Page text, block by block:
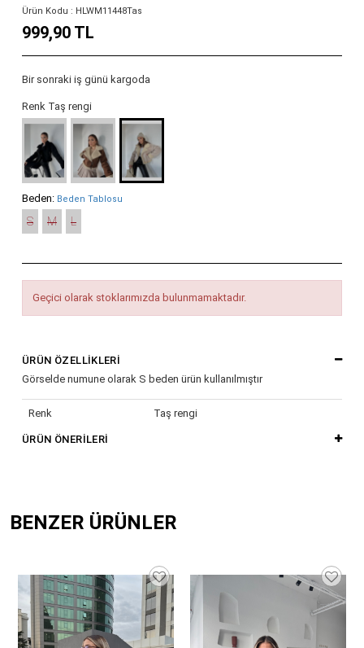
Ürün Kodu : HLWM11448Tas
999,90 TL
Bir sonraki iş günü kargoda
Renk Taş rengi
Beden: Beden Tablosu
S M L
Geçici olarak stoklarımızda bulunmamaktadır.
ÜRÜN ÖZELLIKLERI
Görselde numune olarak S beden ürün kullanılmıştır
Renk Taş rengi
ÜRÜN ÖNERILERI
BENZER ÜRÜNLER